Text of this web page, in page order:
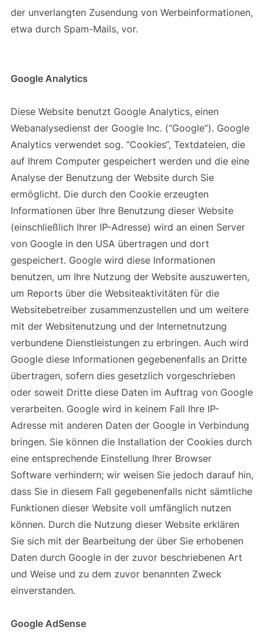
der unverlangten Zusendung von Werbeinformationen,
etwa durch Spam-Mails, vor.
Google Analytics
Diese Website benutzt Google Analytics, einen
Webanalysedienst der Google Inc. (“Google“). Google
Analytics verwendet sog. “Cookies“, Textdateien, die
auf Ihrem Computer gespeichert werden und die eine
Analyse der Benutzung der Website durch Sie
ermöglicht. Die durch den Cookie erzeugten
Informationen über Ihre Benutzung dieser Website
(einschließlich Ihrer IP-Adresse) wird an einen Server
von Google in den USA übertragen und dort
gespeichert. Google wird diese Informationen
benutzen, um Ihre Nutzung der Website auszuwerten,
um Reports über die Websiteaktivitäten für die
Websitebetreiber zusammenzustellen und um weitere
mit der Websitenutzung und der Internetnutzung
verbundene Dienstleistungen zu erbringen. Auch wird
Google diese Informationen gegebenenfalls an Dritte
übertragen, sofern dies gesetzlich vorgeschrieben
oder soweit Dritte diese Daten im Auftrag von Google
verarbeiten. Google wird in keinem Fall Ihre IP-
Adresse mit anderen Daten der Google in Verbindung
bringen. Sie können die Installation der Cookies durch
eine entsprechende Einstellung Ihrer Browser
Software verhindern; wir weisen Sie jedoch darauf hin,
dass Sie in diesem Fall gegebenenfalls nicht sämtliche
Funktionen dieser Website voll umfänglich nutzen
können. Durch die Nutzung dieser Website erklären
Sie sich mit der Bearbeitung der über Sie erhobenen
Daten durch Google in der zuvor beschriebenen Art
und Weise und zu dem zuvor benannten Zweck
einverstanden.
Google AdSense